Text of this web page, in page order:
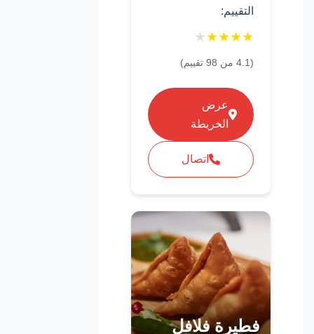
التقييم:
★
★
★
★
★
(
4.1 من 98 تقييم)
عرض
الخريطة
اتصال
فطيرة فلافل